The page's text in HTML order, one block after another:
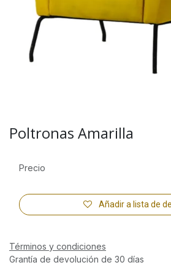
Poltronas Amarilla
Añadir a lista de
Precio
Términos y condiciones
Grantía de devolución de 30 días